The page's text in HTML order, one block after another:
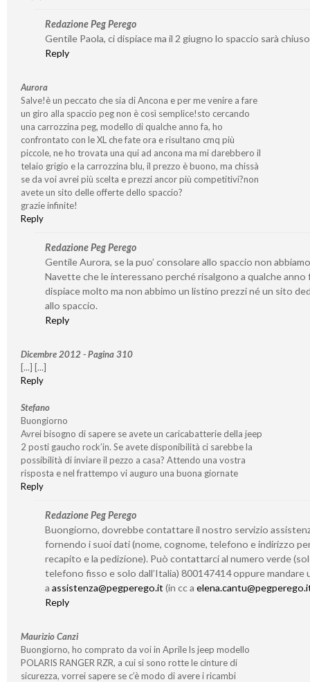
Redazione Peg Perego
Gentile Paola, ci dispiace ma il 2 giugno lo spaccio sarà
Reply
Aurora
Salve!è un peccato che sia di Ancona e per me venire a fare
un giro alla spaccio peg non è così semplice!sto cercando
una carrozzina peg, modello di qualche anno fa, ho
confrontato con le XL che fate ora e risultano cmq più
piccole, ne ho trovata una qui ad ancona ma mi darebbero il
telaio grigio e la carrozzina blu, il prezzo è buono, ma chissà
se da voi avrei più scelta e prezzi ancor più competitivi?non
avete un sito delle offerte dello spaccio?
grazie infinite!
Reply
Redazione Peg Perego
Gentile Aurora, se la puo’ consolare allo spaccio non
Navette che le interessano perché risalgono a qualche anno
dispiace molto ma non abbimo un listino prezzi né un sito
allo spaccio.
Reply
Dicembre 2012 - Pagina 310
[...] [...]
Reply
Stefano
Buongiorno
Avrei bisogno di sapere se avete un caricabatterie della jeep
2 posti gaucho rock’in. Se avete disponibilità ci sarebbe la
possibilità di inviare il pezzo a casa? Attendo una vostra
risposta e nel frattempo vi auguro una buona giornate
Reply
Redazione Peg Perego
Buongiorno, dovrebbe contattare il nostro servizio
fornendo i suoi dati (nome, cognome, telefono e indirizzo
recapito e la pedizione). Può contattarci al numero verde
telefono fisso e solo dall’Italia) 800147414 oppure mandare
a assistenza@pegperego.it(in cc a
Reply
Maurizio Canzi
Buongiorno, ho comprato da voi in Aprile ls jeep modello
POLARIS RANGER RZR, a cui si sono rotte le cinture di
sicurezza, vorrei sapere se c’è modo di avere i ricambi